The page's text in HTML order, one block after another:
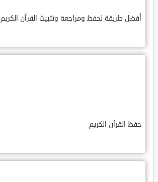
أفضل طريقة لحفظ ومراجعة وتثبيت القرآن الكريم
حفظ القرآن الكريم